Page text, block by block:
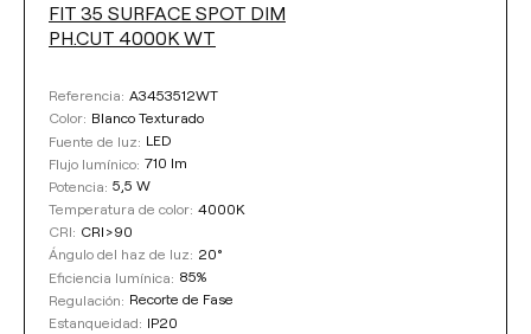
FIT 35 SURFACE SPOT DIM
PH.CUT 4000K WT
Referencia: A3453512WT
Color: Blanco Texturado
Fuente de luz: LED
Flujo lumínico: 710 lm
Potencia: 5,5 W
Temperatura de color: 4000K
CRI: CRI>90
Ángulo del haz de luz: 20°
Eficiencia lumínica: 85%
Regulación: Recorte de Fase
Estanqueidad: IP20